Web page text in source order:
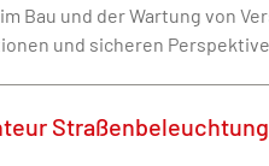
Bau und der Wartung von
und sicheren